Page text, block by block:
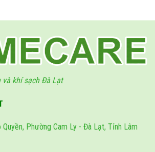
MIỄN PHÍ tại Fanpage!
và khí sạch Đà Lạt
Phường Cam Ly - Đà Lạt, Tỉnh Lâm